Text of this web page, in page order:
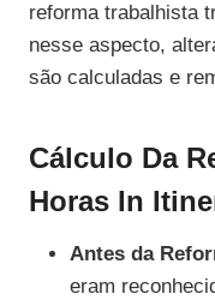
reforma trabalhista
nesse aspecto,
são calculadas e
Cálculo Da
Horas In
Antes da
eram